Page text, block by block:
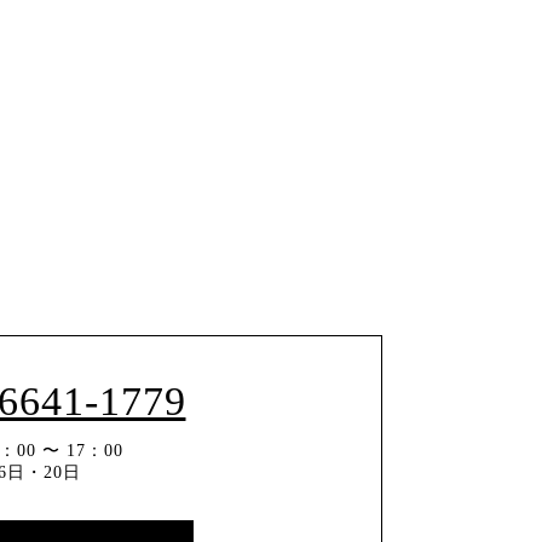
1779
00 〜 17：00
・20日